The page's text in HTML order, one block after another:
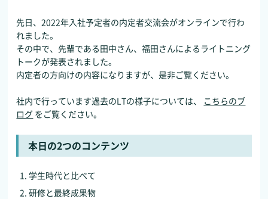
先日、2022年入社予定者の内定者交流会がオンラインで行わ
れました。
その中で、先輩である田中さん、福田さんによるライトニング
トークが発表されました。
内定者の方向けの内容になりますが、是非ご覧ください。
社内で行っています過去のLTの様子については、 こちらのブ
ログ をご覧ください。
本日の2つのコンテンツ
学生時代と比べて
研修と最終成果物